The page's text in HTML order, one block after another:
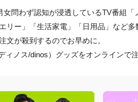
問わず認知が浸透しているTV番組「
ー」「生活家電」「日用品」など多
文が殺到するのでお早めに。
ノス/dinos）グッズをオンラインで